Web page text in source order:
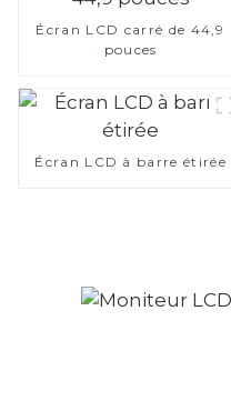
Écran LCD carré de 44,9
pouces
Écran LCD à barre étirée